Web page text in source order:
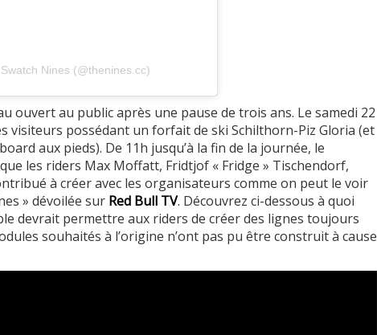
Nines (@thenines.cc)
ouvert au public après une pause de trois ans. Le samedi 22
visiteurs possédant un forfait de ski Schilthorn-Piz Gloria (et
aux pieds). De 11h jusqu’à la fin de la journée, le
les riders Max Moffatt, Fridtjof « Fridge » Tischendorf,
à créer avec les organisateurs comme on peut le voir
» dévoilée sur Red Bull TV. Découvrez ci-dessous à quoi
devrait permettre aux riders de créer des lignes toujours
souhaités à l’origine n’ont pas pu être construit à cause